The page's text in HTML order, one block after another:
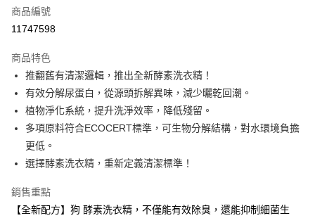
信用卡分期付款
合作金庫商業銀行
華南商業銀行
彰化商業銀行
上海商業儲蓄銀行
台北富邦商業銀行
國泰世華商業銀行
兆豐國際商業銀行
臺灣中小企業銀行
台中商業銀行
匯豐（台灣）商業銀行
聯邦商業銀行
元大商業銀行
永豐商業銀行
台新國際商業銀行
台灣樂天信用卡公司
超商取貨付款
LINE Pay
Apple Pay
街口支付
Google Pay
商品編號
11747598
商品特色
推翻舊有清潔邏輯，推出全新酵素洗衣精！
有效分解尿蛋白，從源頭拆解異味，減少曬乾回潮。
植物淨化系統，提升洗淨效率，降低殘留。
多項原料符合ECOCERT標準，可生物分解結構，對水環境負擔
更低。
選擇酵素洗衣精，重新定義清潔標準！
銷售重點
【全新配方】狗 酵素洗衣精，不僅能有效除臭，還能抑制細菌生